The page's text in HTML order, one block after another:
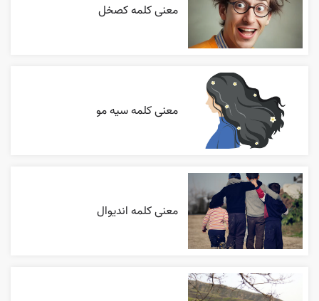
معنی کلمه کصخل
معنی کلمه سیه مو
معنی کلمه اندیوال